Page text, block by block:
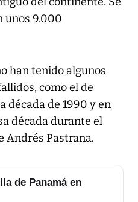
unos 9.000
han tenido algunos
como el de
década de 1990 y en
década durante el
Andrés Pastrana.
de Panamá en